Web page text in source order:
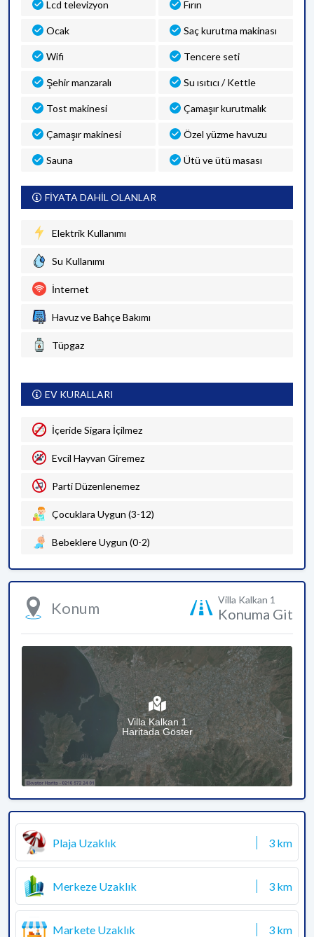
Lcd televizyon Fırın
Ocak Saç kurutma makinası
Wifi Tencere seti
Şehir manzaralı Su ısıtıcı / Kettle
Tost makinesi Çamaşır kurutmalık
Çamaşır makinesi Özel yüzme havuzu
Sauna Ütü ve ütü masası
FİYATA DAHİL OLANLAR
Elektrik Kullanımı
Su Kullanımı
İnternet
Havuz ve Bahçe Bakımı
Tüpgaz
EV KURALLARI
İçeride Sigara İçilmez
Evcil Hayvan Giremez
Parti Düzenlenemez
Çocuklara Uygun (3-12)
Bebeklere Uygun (0-2)
Konum Villa Kalkan 1
Konuma Git
Villa Kalkan 1
Haritada Göster
Plaja Uzaklık 3 km
Merkeze Uzaklık 3 km
Markete Uzaklık 3 km